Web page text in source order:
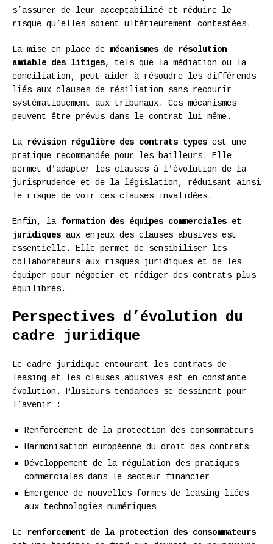
s’assurer de leur acceptabilité et réduire le
risque qu’elles soient ultérieurement contestées.
La mise en place de mécanismes de résolution
amiable des litiges, tels que la médiation ou la
conciliation, peut aider à résoudre les différends
liés aux clauses de résiliation sans recourir
systématiquement aux tribunaux. Ces mécanismes
peuvent être prévus dans le contrat lui-même.
La révision régulière des contrats types est une
pratique recommandée pour les bailleurs. Elle
permet d’adapter les clauses à l’évolution de la
jurisprudence et de la législation, réduisant ainsi
le risque de voir ces clauses invalidées.
Enfin, la formation des équipes commerciales et
juridiques aux enjeux des clauses abusives est
essentielle. Elle permet de sensibiliser les
collaborateurs aux risques juridiques et de les
équiper pour négocier et rédiger des contrats plus
équilibrés.
Perspectives d’évolution du
cadre juridique
Le cadre juridique entourant les contrats de
leasing et les clauses abusives est en constante
évolution. Plusieurs tendances se dessinent pour
l’avenir :
Renforcement de la protection des consommateurs
Harmonisation européenne du droit des contrats
Développement de la régulation des pratiques
commerciales dans le secteur financier
Émergence de nouvelles formes de leasing liées
aux technologies numériques
Le renforcement de la protection des consommateurs